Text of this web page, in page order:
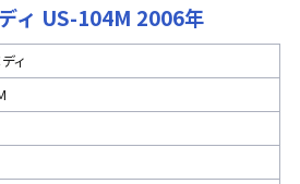
ィ US-104M 2006年
ィ